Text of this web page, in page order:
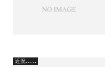
近況……